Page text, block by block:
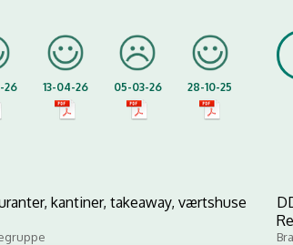
26 13-04-26 05-03-26 28-10-25
kantiner, takeaway, værtshuse